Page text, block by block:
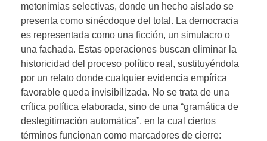
metonimias selectivas, donde un hecho aislado se
presenta como sinécdoque del total. La democracia
es representada como una ficción, un simulacro o
una fachada. Estas operaciones buscan eliminar la
historicidad del proceso político real, sustituyéndola
por un relato donde cualquier evidencia empírica
favorable queda invisibilizada. No se trata de una
crítica política elaborada, sino de una “gramática de
deslegitimación automática”, en la cual ciertos
términos funcionan como marcadores de cierre: